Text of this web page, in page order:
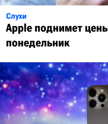
Слухи
Apple поднимет
понедельник